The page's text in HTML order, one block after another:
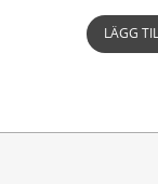
LÄGG